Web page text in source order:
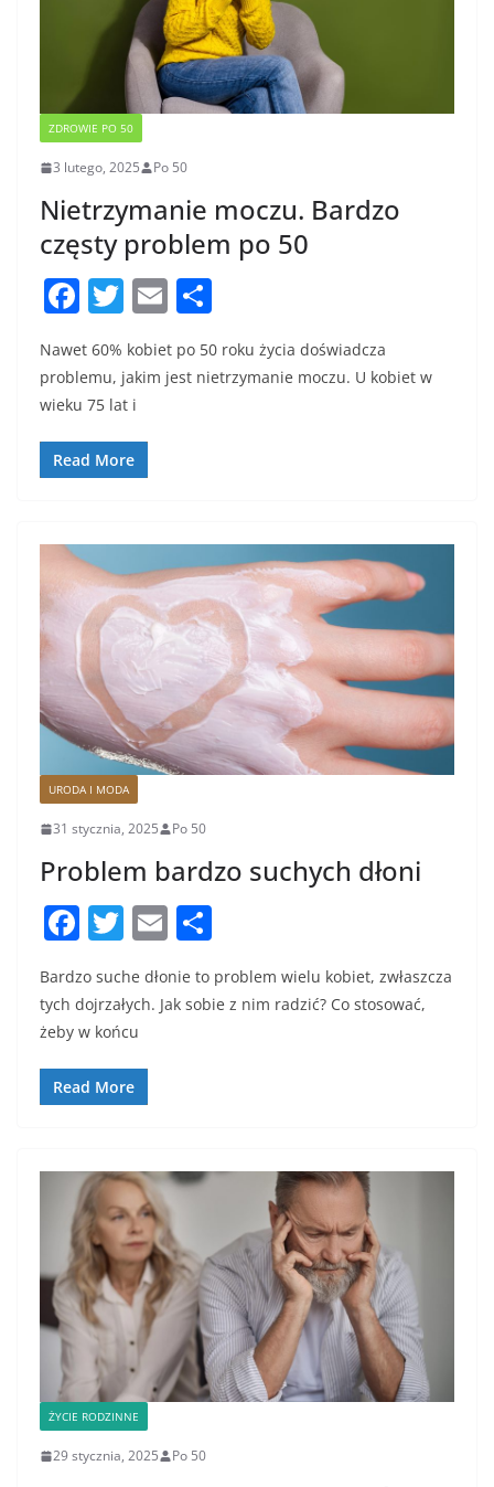
ZDROWIE PO 50
3 lutego, 2025 Po 50
Nietrzymanie moczu. Bardzo
częsty problem po 50
F
c
e
b
o
k
T
w
itt
er
E
ai
l
ar
Nawet 60% kobiet po 50 roku życia doświadcza
problemu, jakim jest nietrzymanie moczu. U kobiet w
wieku 75 lat i
Read More
URODA I MODA
31 stycznia, 2025 Po 50
Problem bardzo suchych dłoni
F
c
e
b
o
k
T
w
itt
er
E
m
ai ar
Bardzo suche dłonie to problem wielu kobiet, zwłaszcza
tych dojrzałych. Jak sobie z nim radzić? Co stosować,
żeby w końcu
Read More
ŻYCIE RODZINNE
29 stycznia, 2025 Po 50